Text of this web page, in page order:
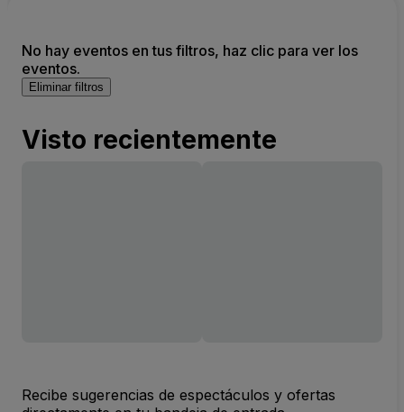
No hay eventos en tus filtros, haz clic para ver los
eventos.
Eliminar filtros
Visto recientemente
Recibe sugerencias de espectáculos y ofertas